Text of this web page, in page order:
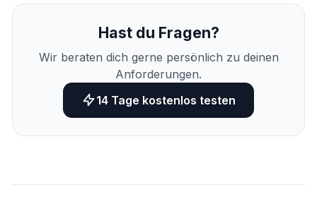
Hast du Fragen?
Wir beraten dich gerne persönlich zu deinen
Anforderungen.
14 Tage kostenlos testen